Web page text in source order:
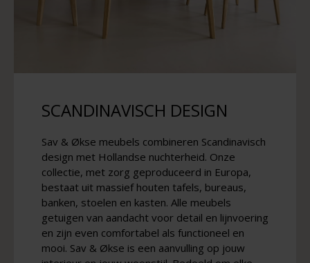
SCANDINAVISCH DESIGN
Sav & Økse meubels combineren Scandinavisch
design met Hollandse nuchterheid. Onze
collectie, met zorg geproduceerd in Europa,
bestaat uit massief houten tafels, bureaus,
banken, stoelen en kasten. Alle meubels
getuigen van aandacht voor detail en lijnvoering
en zijn even comfortabel als functioneel en
mooi. Sav & Økse is een aanvulling op jouw